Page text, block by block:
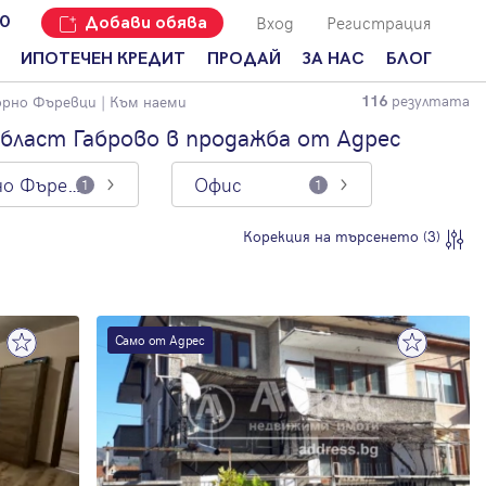
Добави обява Вход Регистрация
ИПОТЕЧЕН КРЕДИТ ПРОДАЙ
Защо да
продам
имот с
ЗА НАС
Наши офиси
Кариери
Кои сме ние?
Мениджмънт
Франчайз
Често
задавани
въпроси
БЛОГ
За продавачи
За купувачи
кредитиране
За
наематели
Анализ на
пазара
Новини
Фъревци | Към наеми 116 резултата
Габрово в продажба от Адрес
Горно Фъревци1 Офис 1
Корекция на търсенето (3)
Само от Адрес